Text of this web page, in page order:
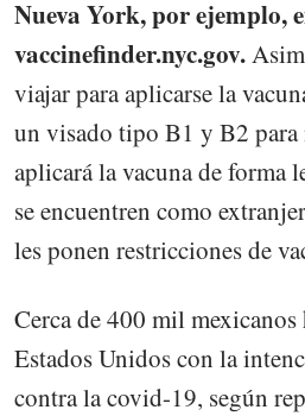
Nueva York, por ejemplo,
vaccinefinder.nyc.gov.
viajar para aplicarse la
un visado tipo B1 y B2 para
aplicará la vacuna de forma
se encuentren como
les ponen restricciones de
Cerca de 400 mil
Estados Unidos con la
contra la covid-19, según